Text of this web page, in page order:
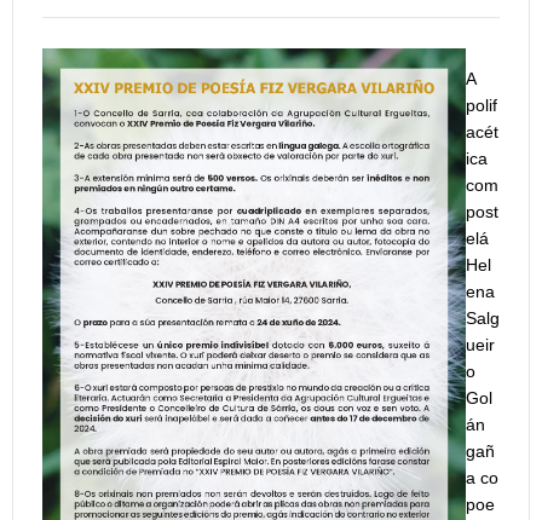
A
polif
acét
ica
com
post
elá
Hel
ena
Salg
ueir
o
Gol
án
gañ
a co
poe